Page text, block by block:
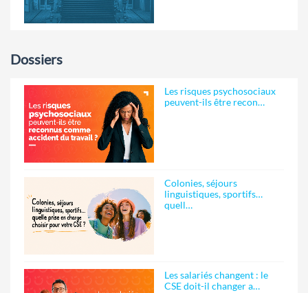
Dossiers
Les risques psychosociaux
peuvent-ils être recon…
Colonies, séjours
linguistiques, sportifs…
quell…
Les salariés changent : le
CSE doit-il changer a…